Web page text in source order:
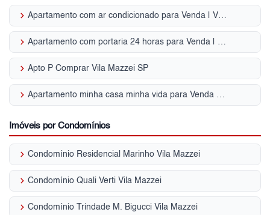
keyboard_arrow_right Apartamento com ar condicionado para Venda | Vila Mazzei
keyboard_arrow_right Apartamento com portaria 24 horas para Venda | Vila Mazzei
keyboard_arrow_right Apto P Comprar Vila Mazzei SP
keyboard_arrow_right Apartamento minha casa minha vida para Venda | Vila Mazzei
Imóveis por Condomínios
keyboard_arrow_right Condomínio Residencial Marinho Vila Mazzei
keyboard_arrow_right Condomínio Quali Verti Vila Mazzei
keyboard_arrow_right Condomínio Trindade M. Bigucci Vila Mazzei